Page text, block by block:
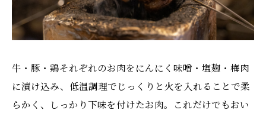
牛・豚・鶏それぞれのお肉をにんにく味噌・塩麹・梅肉
に漬け込み、低温調理でじっくりと火を入れることで柔
らかく、しっかり下味を付けたお肉。これだけでもおい